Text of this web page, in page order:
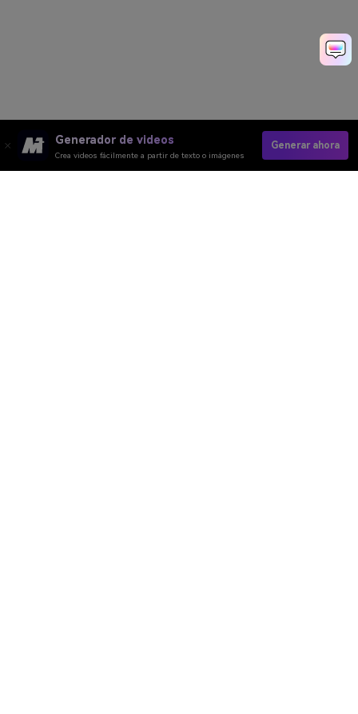
Generador de videos
Crea videos fácilmente a partir de texto o imágenes
Generar ahora